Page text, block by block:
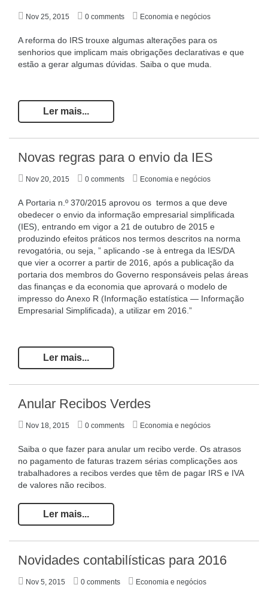
Nov 25, 2015 0 comments Economia e negócios
A reforma do IRS trouxe algumas alterações para os
senhorios que implicam mais obrigações declarativas e que
estão a gerar algumas dúvidas. Saiba o que muda.
Ler mais...
Novas regras para o envio da IES
Nov 20, 2015 0 comments Economia e negócios
A Portaria n.º 370/2015 aprovou os termos a que deve
obedecer o envio da informação empresarial simplificada
(IES), entrando em vigor a 21 de outubro de 2015 e
produzindo efeitos práticos nos termos descritos na norma
revogatória, ou seja, ” aplicando -se à entrega da IES/DA
que vier a ocorrer a partir de 2016, após a publicação da
portaria dos membros do Governo responsáveis pelas áreas
das finanças e da economia que aprovará o modelo de
impresso do Anexo R (Informação estatística — Informação
Empresarial Simplificada), a utilizar em 2016.”
Ler mais...
Anular Recibos Verdes
Nov 18, 2015 0 comments Economia e negócios
Saiba o que fazer para anular um recibo verde. Os atrasos
no pagamento de faturas trazem sérias complicações aos
trabalhadores a recibos verdes que têm de pagar IRS e IVA
de valores não recibos.
Ler mais...
Novidades contabilísticas para 2016
Nov 5, 2015 0 comments Economia e negócios